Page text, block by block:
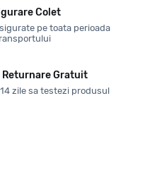
Colet
pe toata perioada
Returnare Gratuit
zile sa testezi produsul